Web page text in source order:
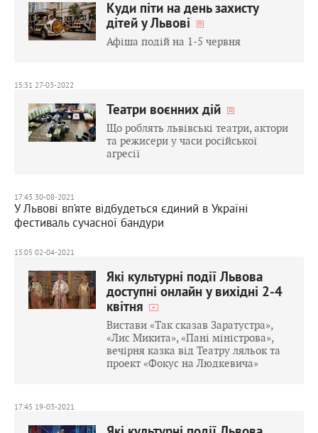
Куди піти на день захисту
дітей у Львові
Афіша подій на 1-5 червня
15:31 27-03-2022
Театри воєнних дій
Що роблять львівські театри, актори
та режисери у часи російської
агресії
17:43 30-08-2021
У Львові вп’яте відбудеться єдиний в Україні
фестиваль сучасної бандури
15:05 02-04-2021
Які культурні події Львова
доступні онлайн у вихідні 2-4
квітня
Вистави «Так сказав Заратустра»,
«Лис Микита», «Пані міністрова»,
вечірня казка від Театру ляльок та
проект «Фокус на Людкевича»
17:45 19-03-2021